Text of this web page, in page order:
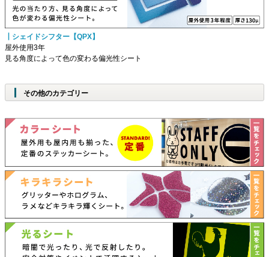
┃シェイドシフター【QPX】
屋外使用3年
見る角度によって色の変わる偏光性シート
その他のカテゴリー